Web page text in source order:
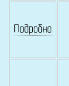
Подробно